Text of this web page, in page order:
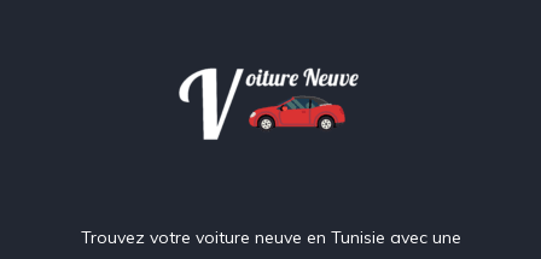
Trouvez votre voiture neuve en Tunisie avec une